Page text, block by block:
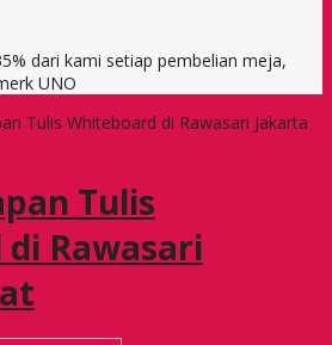
dari kami setiap pembelian meja,
UNO
Tulis Whiteboard di Rawasari Jakarta
Tulis
Rawasari